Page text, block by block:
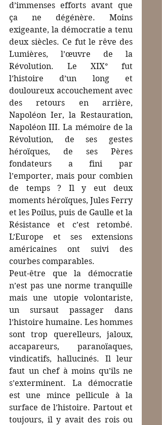
d’immenses efforts avant que
ça ne dégénère. Moins
exigeante, la démocratie a tenu
deux siècles. Ce fut le rêve des
Lumières, l’œuvre de la
Révolution. Le XIX° fut
l’histoire d’un long et
douloureux accouchement avec
des retours en arrière,
Napoléon Ier, la Restauration,
Napoléon III. La mémoire de la
Révolution, de ses gestes
héroïques, de ses Pères
fondateurs a fini par
l’emporter, mais pour combien
de temps ? Il y eut deux
moments héroïques, Jules Ferry
et les Poilus, puis de Gaulle et la
Résistance et c’est retombé.
L’Europe et ses extensions
américaines ont suivi des
courbes comparables.
Peut-être que la démocratie
n’est pas une norme tranquille
mais une utopie volontariste,
un sursaut passager dans
l’histoire humaine. Les hommes
sont trop querelleurs, jaloux,
accapareurs, paranoïaques,
vindicatifs, hallucinés. Il leur
faut un chef à moins qu’ils ne
s’exterminent. La démocratie
est une mince pellicule à la
surface de l’histoire. Partout et
toujours, il y avait des rois ou